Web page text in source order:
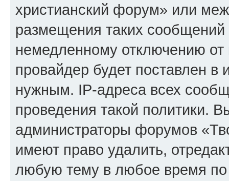
христианский форум» или
размещения таких
немедленному отключению
провайдер будет поставлен в
нужным. IP-адреса всех
проведения такой политики.
администраторы форумов
имеют право удалить,
любую тему в любое время